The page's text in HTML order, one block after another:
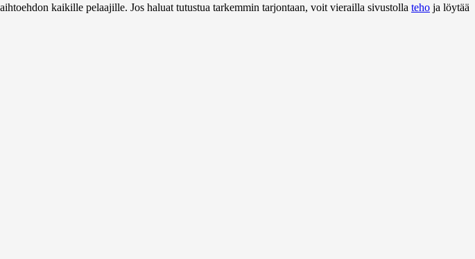
kaikille pelaajille. Jos haluat tutustua tarkemmin tarjontaan, voit vierailla sivustolla teho ja löytää